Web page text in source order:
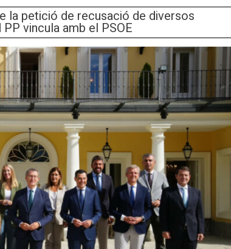
la petició de recusació de diversos
vincula amb el PSOE